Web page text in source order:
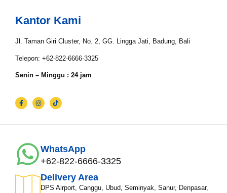
Kantor Kami
Jl. Taman Giri Cluster, No. 2, GG. Lingga Jati, Badung, Bali
Telepon: +62-822-6666-3325
Senin – Minggu : 24 jam
WhatsApp
+62-822-6666-3325
Delivery Area
DPS Airport, Canggu, Ubud, Seminyak, Sanur, Denpasar,